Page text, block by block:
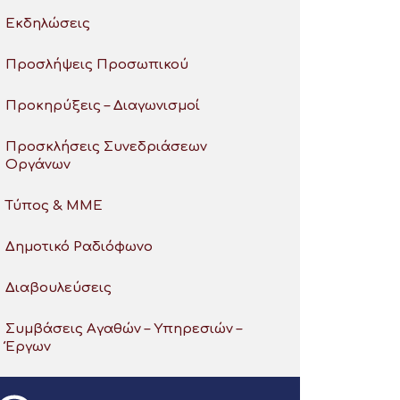
Εκδηλώσεις
Προσλήψεις Προσωπικού
Προκηρύξεις – Διαγωνισμοί
Προσκλήσεις Συνεδριάσεων
Οργάνων
Τύπος & ΜΜΕ
Δημοτικό Ραδιόφωνο
Διαβουλεύσεις
Συμβάσεις Αγαθών – Υπηρεσιών –
Έργων